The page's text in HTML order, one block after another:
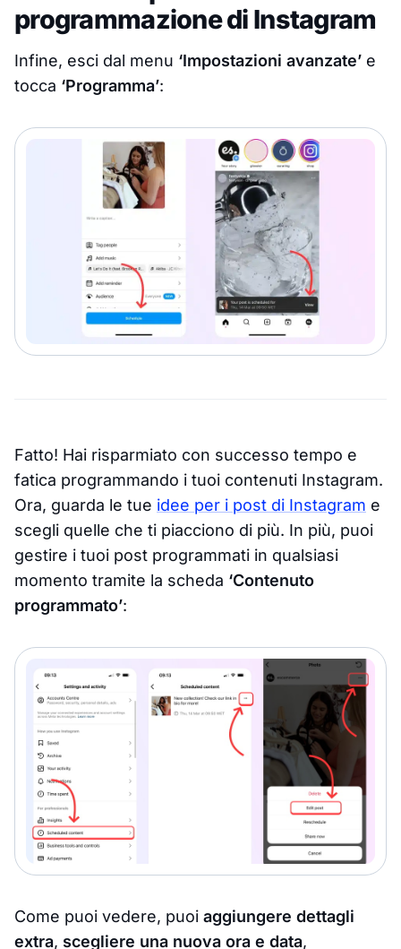
programmazione di Instagram
Infine, esci dal menu ‘Impostazioni avanzate’ e
tocca ‘Programma’:
Fatto! Hai risparmiato con successo tempo e
fatica programmando i tuoi contenuti Instagram.
Ora, guarda le tue idee per i post di Instagram e
scegli quelle che ti piacciono di più. In più, puoi
gestire i tuoi post programmati in qualsiasi
momento tramite la scheda ‘Contenuto
programmato’:
Come puoi vedere, puoi aggiungere dettagli
extra, scegliere una nuova ora e data,